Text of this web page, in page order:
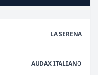
LA SERENA
AUDAX ITALIANO